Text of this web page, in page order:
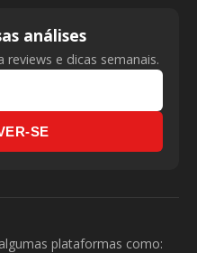
análises
reviews e dicas semanais.
SE
plataformas como: